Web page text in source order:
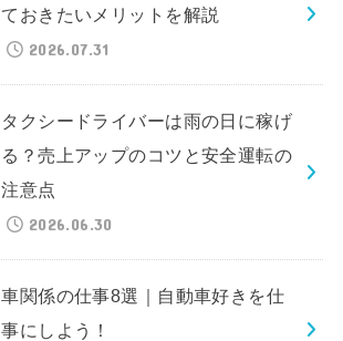
ておきたいメリットを解説
2026.07.31
タクシードライバーは雨の日に稼げ
る？売上アップのコツと安全運転の
注意点
2026.06.30
車関係の仕事8選｜自動車好きを仕
事にしよう！